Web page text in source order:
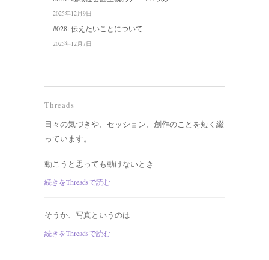
2025年12月9日
#028: 伝えたいことについて
2025年12月7日
Threads
日々の気づきや、セッション、創作のことを短く綴
っています。
動こうと思っても動けないとき
続きをThreadsで読む
そうか、写真というのは
続きをThreadsで読む